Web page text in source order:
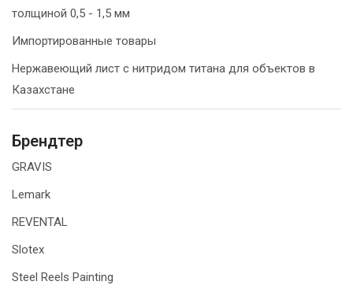
толщиной 0,5 - 1,5 мм
Импортированные товары
Нержавеющий лист с нитридом титана для объектов в
Казахстане
Брендтер
GRAVIS
Lemark
REVENTAL
Slotex
Steel Reels Painting